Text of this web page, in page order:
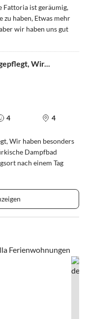
Fattoria ist geräumig,
zu haben, Etwas mehr
wir haben uns gut
Wir...
4 4
Wir haben besonders
Dampfbad
nach einem Tag
Ferienwohnungen